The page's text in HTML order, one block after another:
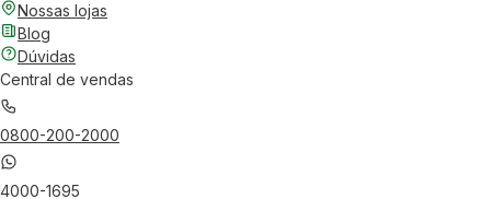
Nossas lojas
Blog
Dúvidas
Central de vendas
0800-200-2000
4000-1695